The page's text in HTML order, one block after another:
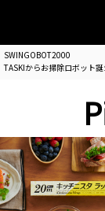
SWINGOBOT2000
TASKIからお掃除ロボット